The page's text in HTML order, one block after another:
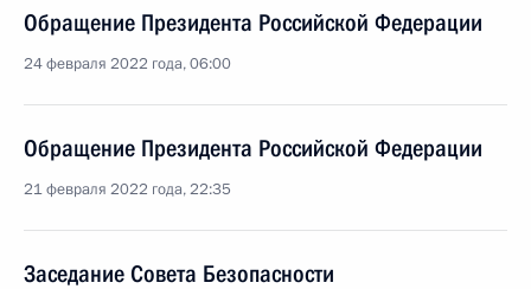
Обращение Президента Российской Федерации
24 февраля 2022 года, 06:00
Обращение Президента Российской Федерации
21 февраля 2022 года, 22:35
Заседание Совета Безопасности